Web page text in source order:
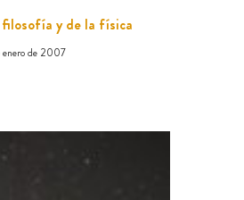
filosofía y de la física
enero de 2007